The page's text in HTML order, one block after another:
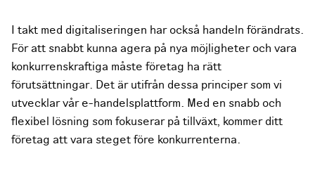
I takt med digitaliseringen har också handeln förändrats.
För att snabbt kunna agera på nya möjligheter och vara
konkurrenskraftiga måste företag ha rätt
förutsättningar. Det är utifrån dessa principer som vi
utvecklar vår e-handelsplattform. Med en snabb och
flexibel lösning som fokuserar på tillväxt, kommer ditt
företag att vara steget före konkurrenterna.